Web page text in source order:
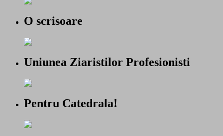
O scrisoare
Uniunea Ziaristilor Profesionisti
Pentru Catedrala!